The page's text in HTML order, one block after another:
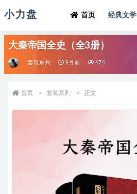
小力盘 首页 经典文学
大秦帝国全史（全3册）
套装系列 9月前 674
首页 套装系列 正文